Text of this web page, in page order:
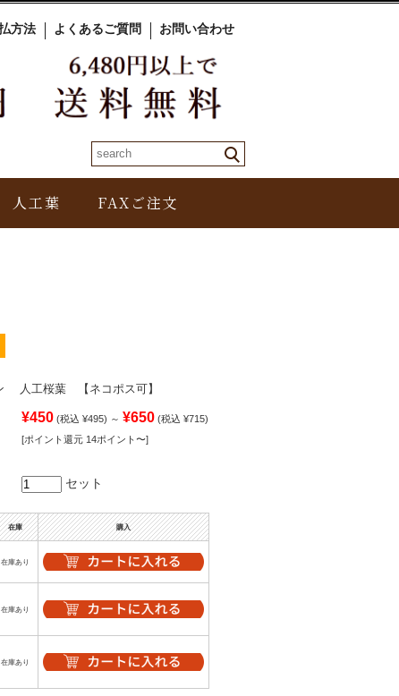
方法 よくあるご質問 お問い合わせ
人工葉 FAXご注文
人工桜葉 【ネコポス可】
¥450 (税込 ¥495) ～ ¥650 (税込 ¥715)
[ポイント還元 14ポイント〜]
セット
在庫 購入
在庫あり
在庫あり
在庫あり